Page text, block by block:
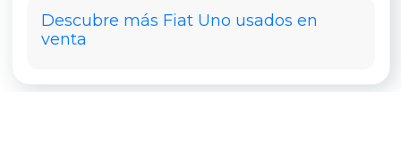
Descubre más Fiat Uno usados en
venta